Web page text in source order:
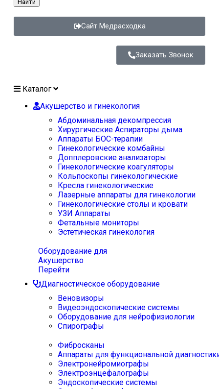
Найти
Сайт Медрасходка
Заказать Звонок
Каталог
Акушерство и гинекология
Абдоминальная декомпрессия
Хирургические Аспираторы дыма
Аппараты БОС-терапии
Гинекологические комбайны
Допплеровские анализаторы
Гинекологические коагуляторы
Кольпоскопы гинекологические
Кресла гинекологические
Лазерные аппараты для гинекологии
Гинекологические столы и кровати
УЗИ Аппараты
Фетальные мониторы
Эстетическая гинекология
Оборудование для
Акушерство
Перейти
Диагностическое оборудование
Веновизоры
Видеоэндоскопические системы
Оборудование для нейрофизиологии
Спирографы
Фибросканы
Аппараты для функциональной
Электронейромиографы
Электроэнцефалографы
Эндоскопические системы